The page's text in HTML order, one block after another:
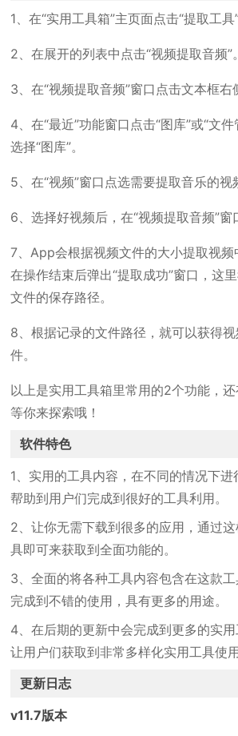
1、在“实用工具箱”主页面点击“提取工具”
2、在展开的列表中点击“视频提取音频”。
3、在“视频提取音频”窗口点击文本框右
4、在“最近”功能窗口点击“图库”或“文
选择“图库”。
5、在“视频”窗口点选需要提取音乐的视
6、选择好视频后，在“视频提取音频”窗
7、App会根据视频文件的大小提取视
在操作结束后弹出“提取成功”窗口，这
文件的保存路径。
8、根据记录的文件路径，就可以获得
件。
以上是实用工具箱里常用的2个功能，
等你来探索哦！
软件特色
1、实用的工具内容，在不同的情况下进
帮助到用户们完成到很好的工具利用。
2、让你无需下载到很多的应用，通过
具即可来获取到全面功能的。
3、全面的将各种工具内容包含在这款
完成到不错的使用，具有更多的用途。
4、在后期的更新中会完成到更多的实
让用户们获取到非常多样化实用工具使用
更新日志
v11.7版本